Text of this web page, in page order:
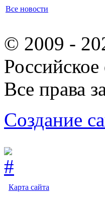
Все новости
© 2009 -
Все права
Создание
Карта сайта